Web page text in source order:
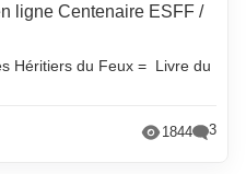
ligne Centenaire ESFF /
Héritiers du Feux = Livre du
1844 3